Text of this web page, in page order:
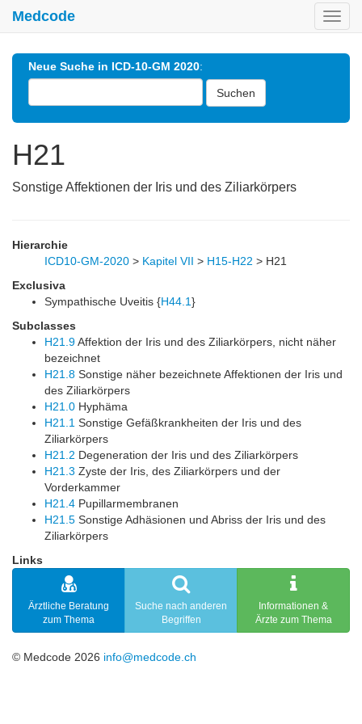
Medcode
Neue Suche in ICD-10-GM 2020:
Suchen
H21
Sonstige Affektionen der Iris und des Ziliarkörpers
Hierarchie
ICD10-GM-2020 > Kapitel VII > H15-H22 > H21
Exclusiva
Sympathische Uveitis {H44.1}
Subclasses
H21.9Affektion der Iris und des Ziliarkörpers, nicht näher
bezeichnet
H21.8 Sonstige näher bezeichnete Affektionen der Iris und
des Ziliarkörpers
H21.0 Hyphäma
H21.1 Sonstige Gefäßkrankheiten der Iris und des
Ziliarkörpers
H21.2 Degeneration der Iris und des Ziliarkörpers
H21.3 Zyste der Iris, des Ziliarkörpers und der
Vorderkammer
H21.4 Pupillarmembranen
H21.5 Sonstige Adhäsionen und Abriss der Iris und des
Ziliarkörpers
Links
Ärztliche Beratung
zum Thema
Suche nach anderen
Begriffen
Informationen &
Ärzte zum Thema
© Medcode 2026 info@medcode.ch